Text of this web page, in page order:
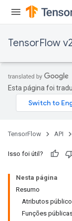
TensorFlow
Esta página foi
TensorFlow API
Isso foi útil?
Nesta página
Resumo
Atributos
Funções